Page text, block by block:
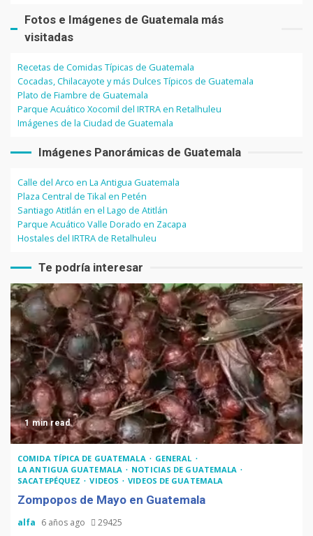
Fotos e Imágenes de Guatemala más
visitadas
Recetas de Comidas Típicas de Guatemala
Cocadas, Chilacayote y más Dulces Típicos de Guatemala
Plato de Fiambre de Guatemala
Parque Acuático Xocomil del IRTRA en Retalhuleu
Imágenes de la Ciudad de Guatemala
Imágenes Panorámicas de Guatemala
Calle del Arco en La Antigua Guatemala
Plaza Central de Tikal en Petén
Santiago Atitlán en el Lago de Atitlán
Parque Acuático Valle Dorado en Zacapa
Hostales del IRTRA de Retalhuleu
Te podría interesar
1 min read
COMIDA TÍPICA DE GUATEMALA
GENERAL
LA ANTIGUA GUATEMALA
NOTICIAS DE GUATEMALA
SACATEPÉQUEZ
VIDEOS VIDEOS DE GUATEMALA
Zompopos de Mayo en Guatemala
alfa 6 años ago 29425